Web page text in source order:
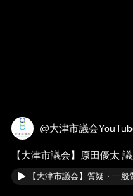
@大津市議会
【大津市議会】原田優太
問を終えて…